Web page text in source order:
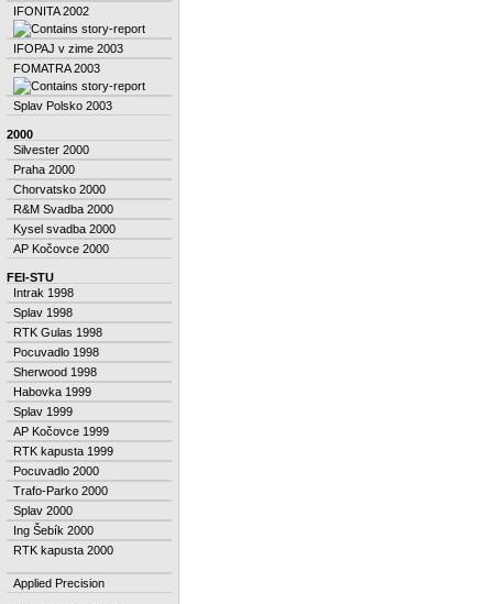
IFONITA 2002
IFOPAJ v zime 2003
FOMATRA 2003
Splav Polsko 2003
2000
Silvester 2000
Praha 2000
Chorvatsko 2000
R&M Svadba 2000
Kysel svadba 2000
AP Kočovce 2000
FEI-STU
Intrak 1998
Splav 1998
RTK Gulas 1998
Pocuvadlo 1998
Sherwood 1998
Habovka 1999
Splav 1999
AP Kočovce 1999
RTK kapusta 1999
Pocuvadlo 2000
Trafo-Parko 2000
Splav 2000
Ing Šebík 2000
RTK kapusta 2000
Applied Precision